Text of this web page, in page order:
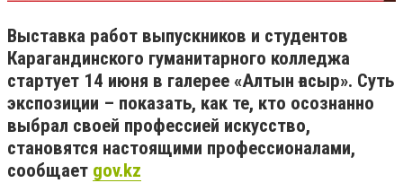
Выставка работ выпускников и студентов
Карагандинского гуманитарного колледжа
стартует 14 июня в галерее «Алтын ғасыр». Суть
экспозиции – показать, как те, кто осознанно
выбрал своей профессией искусство,
становятся настоящими профессионалами,
сообщает gov.kz